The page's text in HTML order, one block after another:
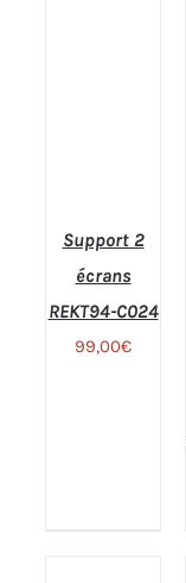
Support 2
écrans
REKT94-C024
99,00€